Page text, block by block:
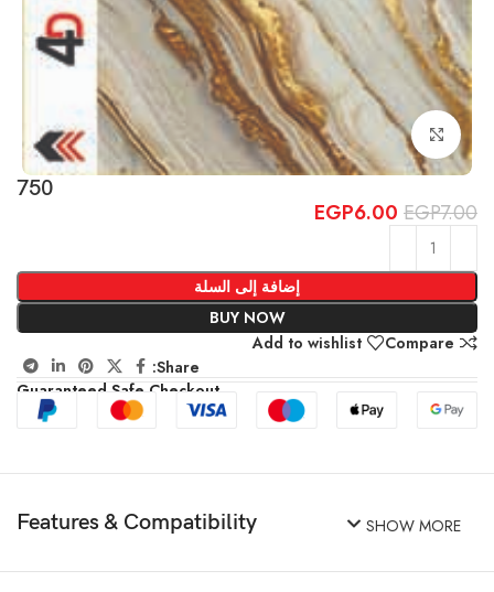
Click to enlarge
750
EGP7.00
EGP6.00
إضافة إلى السلة
BUY NOW
Compare
Add to wishlist
Share:
Guaranteed Safe Checkout
Features & Compatibility SHOW MORE